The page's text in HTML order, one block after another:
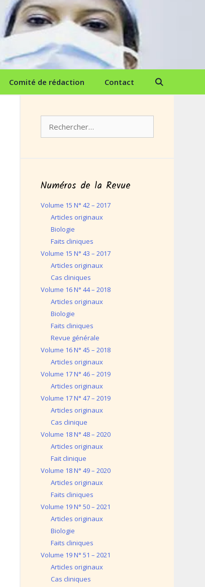
Comité de rédaction Contact
Numéros de la Revue
Volume 15 N° 42 – 2017
Articles originaux
Biologie
Faits cliniques
Volume 15 N° 43 – 2017
Articles originaux
Cas cliniques
Volume 16 N° 44 – 2018
Articles originaux
Biologie
Faits cliniques
Revue générale
Volume 16 N° 45 – 2018
Articles originaux
Volume 17 N° 46 – 2019
Articles originaux
Volume 17 N° 47 – 2019
Articles originaux
Cas clinique
Volume 18 N° 48 – 2020
Articles originaux
Fait clinique
Volume 18 N° 49 – 2020
Articles originaux
Faits cliniques
Volume 19 N° 50 – 2021
Articles originaux
Biologie
Faits cliniques
Volume 19 N° 51 – 2021
Articles originaux
Cas cliniques